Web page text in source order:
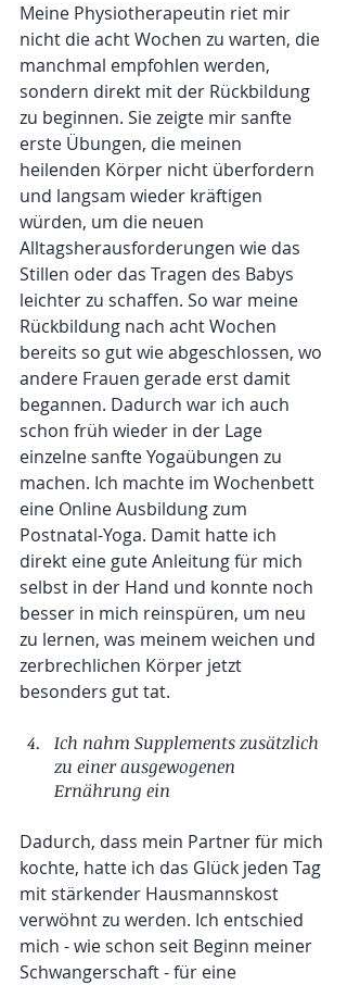
Meine Physiotherapeutin riet mir
nicht die acht Wochen zu warten, die
manchmal empfohlen werden,
sondern direkt mit der Rückbildung
zu beginnen. Sie zeigte mir sanfte
erste Übungen, die meinen
heilenden Körper nicht überfordern
und langsam wieder kräftigen
würden, um die neuen
Alltagsherausforderungen wie das
Stillen oder das Tragen des Babys
leichter zu schaffen. So war meine
Rückbildung nach acht Wochen
bereits so gut wie abgeschlossen, wo
andere Frauen gerade erst damit
begannen. Dadurch war ich auch
schon früh wieder in der Lage
einzelne sanfte Yogaübungen zu
machen. Ich machte im Wochenbett
eine Online Ausbildung zum
Postnatal-Yoga. Damit hatte ich
direkt eine gute Anleitung für mich
selbst in der Hand und konnte noch
besser in mich reinspüren, um neu
zu lernen, was meinem weichen und
zerbrechlichen Körper jetzt
besonders gut tat.
Ich nahm Supplements zusätzlich
zu einer ausgewogenen
Ernährung ein
Dadurch, dass mein Partner für mich
kochte, hatte ich das Glück jeden Tag
mit stärkender Hausmannskost
verwöhnt zu werden. Ich entschied
mich - wie schon seit Beginn meiner
Schwangerschaft - für eine